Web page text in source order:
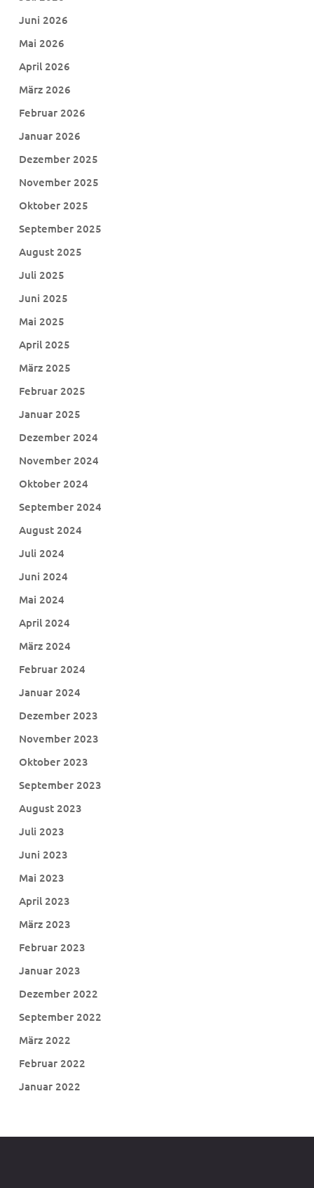
Juni 2026
Mai 2026
April 2026
März 2026
Februar 2026
Januar 2026
Dezember 2025
November 2025
Oktober 2025
September 2025
August 2025
Juli 2025
Juni 2025
Mai 2025
April 2025
März 2025
Februar 2025
Januar 2025
Dezember 2024
November 2024
Oktober 2024
September 2024
August 2024
Juli 2024
Juni 2024
Mai 2024
April 2024
März 2024
Februar 2024
Januar 2024
Dezember 2023
November 2023
Oktober 2023
September 2023
August 2023
Juli 2023
Juni 2023
Mai 2023
April 2023
März 2023
Februar 2023
Januar 2023
Dezember 2022
September 2022
März 2022
Februar 2022
Januar 2022